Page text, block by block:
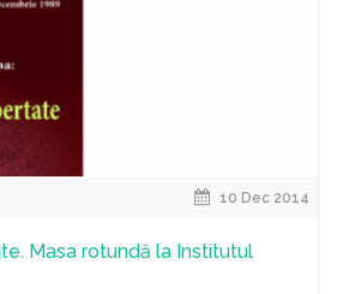
10 Dec 2014
Masa rotundă la Institutul